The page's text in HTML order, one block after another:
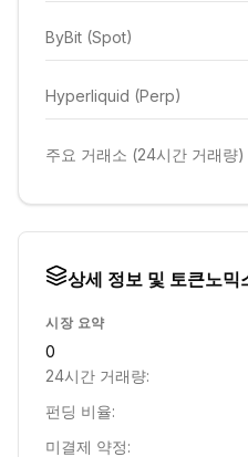
ByBit (Spot)
Hyperliquid (Perp)
주요 거래소 (24시간 거래량)
상세 정보 및 토큰노믹
시장 요약
0
24시간 거래량:
펀딩 비율:
미결제 약정: